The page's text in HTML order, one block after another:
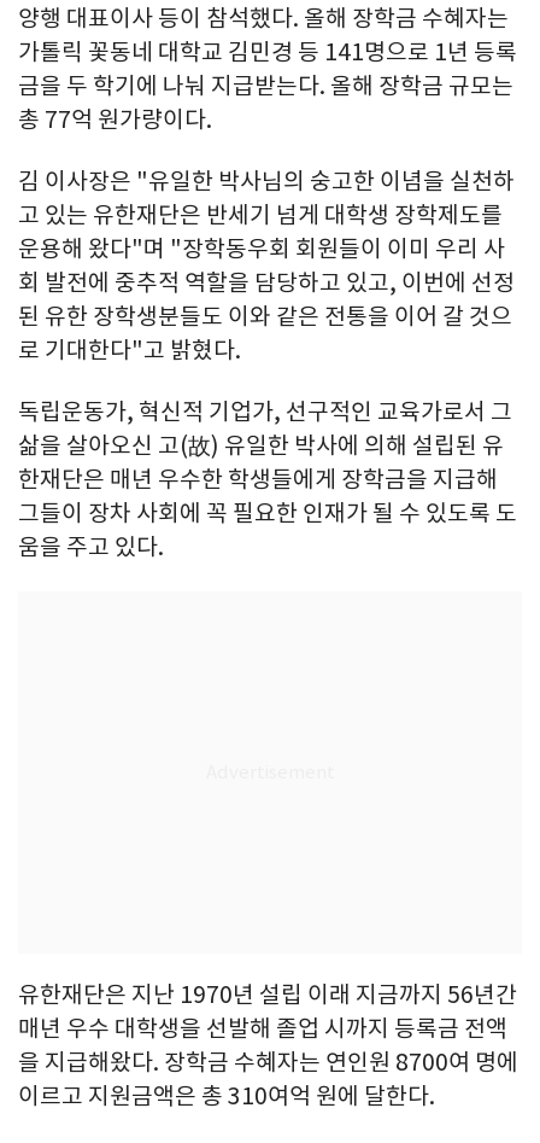
양행 대표이사 등이 참석했다. 올해 장학금 수혜자는
가톨릭 꽃동네 대학교 김민경 등 141명으로 1년 등록
금을 두 학기에 나눠 지급받는다. 올해 장학금 규모는
총 77억 원가량이다.
김 이사장은 "유일한 박사님의 숭고한 이념을 실천하
고 있는 유한재단은 반세기 넘게 대학생 장학제도를
운용해 왔다"며 "장학동우회 회원들이 이미 우리 사
회 발전에 중추적 역할을 담당하고 있고, 이번에 선정
된 유한 장학생분들도 이와 같은 전통을 이어 갈 것으
로 기대한다"고 밝혔다.
독립운동가, 혁신적 기업가, 선구적인 교육가로서 그
삶을 살아오신 고(故) 유일한 박사에 의해 설립된 유
한재단은 매년 우수한 학생들에게 장학금을 지급해
그들이 장차 사회에 꼭 필요한 인재가 될 수 있도록 도
움을 주고 있다.
유한재단은 지난 1970년 설립 이래 지금까지 56년간
매년 우수 대학생을 선발해 졸업 시까지 등록금 전액
을 지급해왔다. 장학금 수혜자는 연인원 8700여 명에
이르고 지원금액은 총 310여억 원에 달한다.